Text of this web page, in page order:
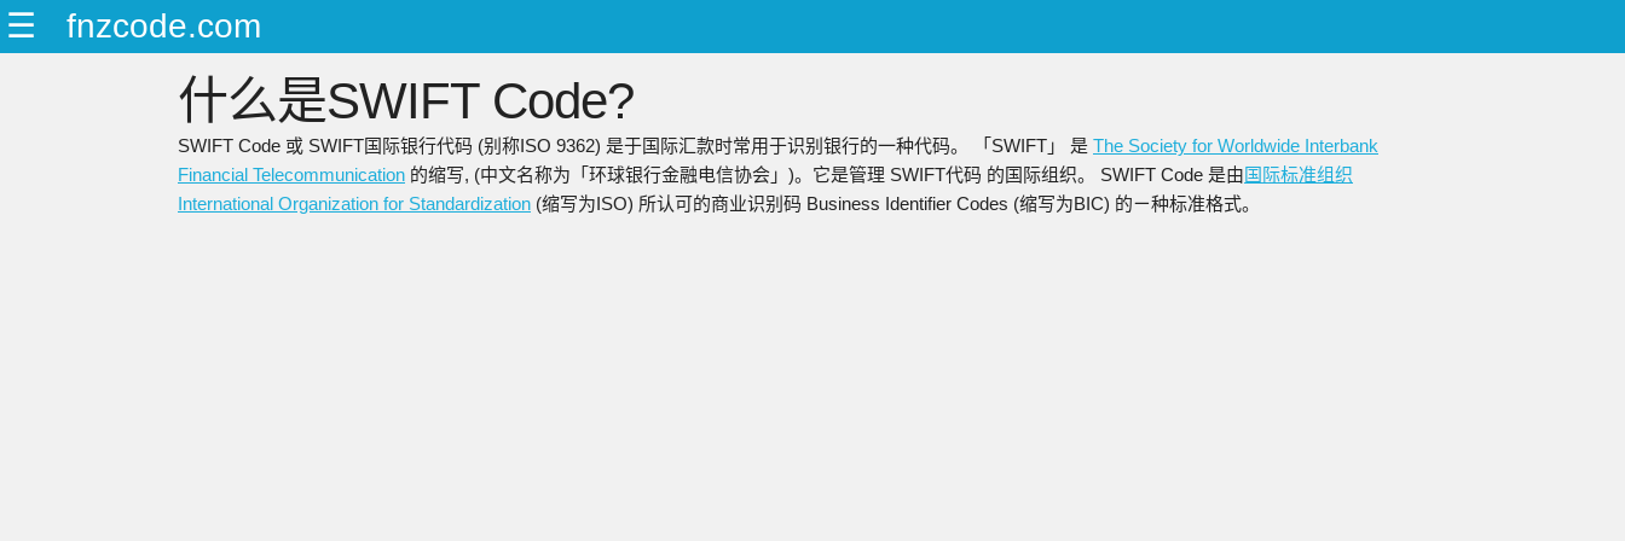
☰ fnzcode.com
繁中
什么是SWIFT Code?
SWIFT Code 或 SWIFT国际银行代码 (别称ISO 9362) 是于国际汇款时常用于识别银行的一种代码。 「SWIFT」 是 The Society for Worldwide Interbank
Financial Telecommunication 的缩写, (中文名称为「环球银行金融电信协会」)。它是管理 SWIFT代码 的国际组织。 SWIFT Code 是由国际标准组织
International Organization for Standardization (缩写为ISO) 所认可的商业识别码 Business Identifier Codes (缩写为BIC) 的ㄧ种标准格式。